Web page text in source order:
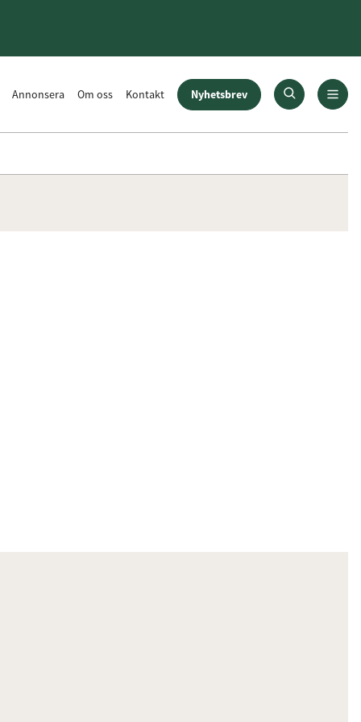
Annonsera Om oss Kontakt Nyhetsbrev